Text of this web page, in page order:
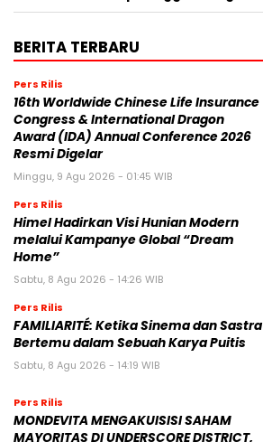
BERITA TERBARU
Pers Rilis
16th Worldwide Chinese Life Insurance
Congress & International Dragon
Award (IDA) Annual Conference 2026
Resmi Digelar
Minggu, 9 Agu 2026 - 01:45 WIB
Pers Rilis
Himel Hadirkan Visi Hunian Modern
melalui Kampanye Global “Dream
Home”
Sabtu, 8 Agu 2026 - 14:26 WIB
Pers Rilis
FAMILIARITÉ: Ketika Sinema dan Sastra
Bertemu dalam Sebuah Karya Puitis
Sabtu, 8 Agu 2026 - 14:19 WIB
Pers Rilis
MONDEVITA MENGAKUISISI SAHAM
MAYORITAS DI UNDERSCORE DISTRICT,